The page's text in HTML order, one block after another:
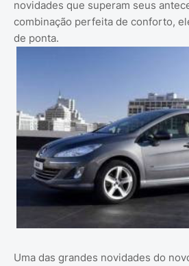
novidades que superam seus
combinação perfeita de conforto,
de ponta.
Uma das grandes novidades do